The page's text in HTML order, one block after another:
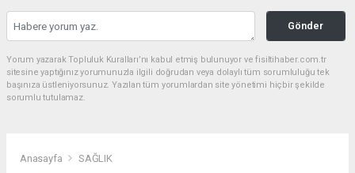
Gönder
Yorum yazarak Topluluk Kuralları’nı kabul etmiş bulunuyor ve fisiltihaber.com.tr
sitesine yaptığınız yorumunuzla ilgili doğrudan veya dolaylı tüm sorumluluğu tek
başınıza üstleniyorsunuz. Yazılan tüm yorumlardan site yönetimi hiçbir şekilde
sorumlu tutulamaz.
Anasayfa SAĞLIK